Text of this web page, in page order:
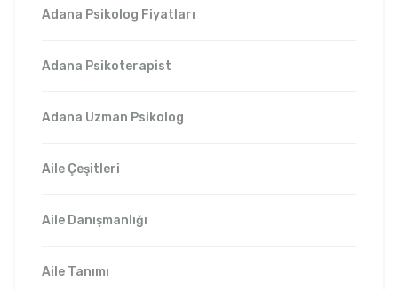
Adana Psikolog Fiyatları
Adana Psikoterapist
Adana Uzman Psikolog
Aile Çeşitleri
Aile Danışmanlığı
Aile Tanımı